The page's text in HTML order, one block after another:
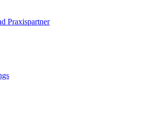
Praxispartner